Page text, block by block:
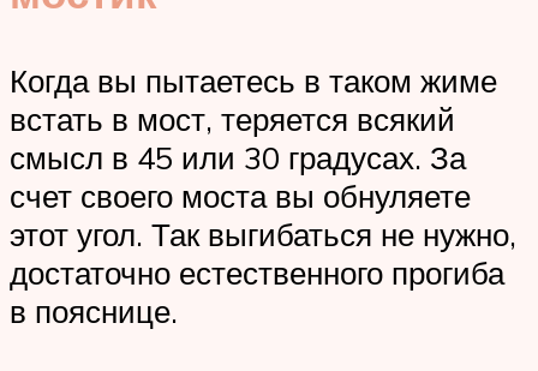
Когда вы пытаетесь в таком жиме
встать в мост, теряется всякий
смысл в 45 или 30 градусах. За
счет своего моста вы обнуляете
этот угол. Так выгибаться не нужно,
достаточно естественного прогиба
в пояснице.